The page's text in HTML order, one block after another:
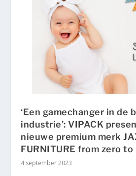
‘Een gamechanger in de
industrie’: VIPACK
nieuwe premium merk
FURNITURE from zero to
4 september 2023